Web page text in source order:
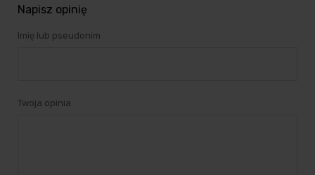
Napisz opinię
Imię lub pseudonim
Twoja opinia